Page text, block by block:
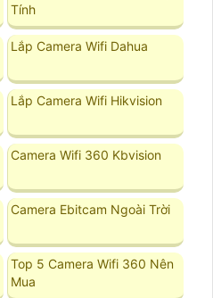
Tính
Lắp Camera Wifi Dahua
Lắp Camera Wifi Hikvision
Camera Wifi 360 Kbvision
Camera Ebitcam Ngoài Trời
Top 5 Camera Wifi 360 Nên
Mua